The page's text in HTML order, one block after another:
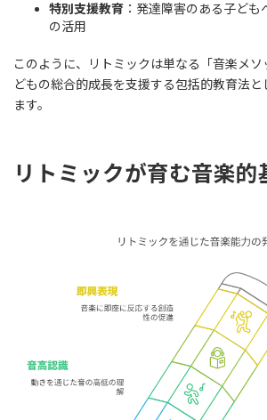
特別支援教育 ：発達障害のある子ど
の活用
このように、リトミックは単なる「音楽メ
どもの総合的成長を支援する包括的教育法
ます。
リトミックが育む音楽的